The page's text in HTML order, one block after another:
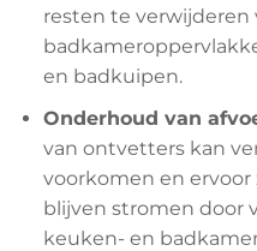
resten te verwijderen
en badkuipen.
Onderhoud van
van ontvetters kan
voorkomen en ervoor
blijven stromen door
keuken- en